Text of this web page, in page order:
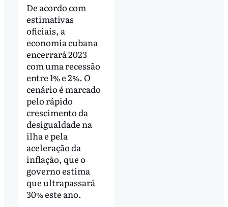
De acordo com
estimativas
oficiais, a
economia cubana
encerrará 2023
com uma recessão
entre 1% e 2%. O
cenário é marcado
pelo rápido
crescimento da
desigualdade na
ilha e pela
aceleração da
inflação, que o
governo estima
que ultrapassará
30% este ano.